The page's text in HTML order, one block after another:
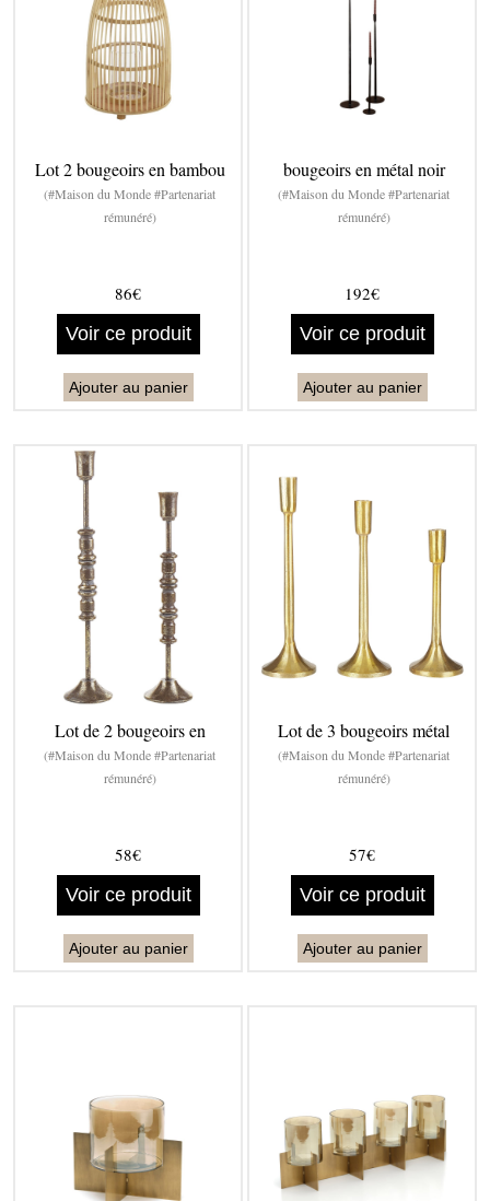
Lot 2 bougeoirs en bambou
(#Maison du Monde #Partenariat
rémunéré)
86€
Voir ce produit
Ajouter au panier
bougeoirs en métal noir
(#Maison du Monde #Partenariat
rémunéré)
192€
Voir ce produit
Ajouter au panier
Lot de 2 bougeoirs en
(#Maison du Monde #Partenariat
rémunéré)
58€
Voir ce produit
Ajouter au panier
Lot de 3 bougeoirs métal
(#Maison du Monde #Partenariat
rémunéré)
57€
Voir ce produit
Ajouter au panier